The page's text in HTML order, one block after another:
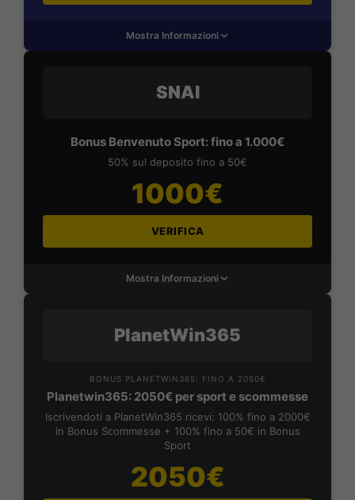
Mostra Informazioni
SNAI
Bonus Benvenuto Sport: fino a 1.000€
50% sul deposito fino a 50€
1000€
VERIFICA
Mostra Informazioni
PlanetWin365
BONUS PLANETWIN365: FINO A 2050€
Planetwin365: 2050€ per sport e scommesse
Iscrivendoti a PlanetWin365 ricevi: 100% fino a 2000€
in Bonus Scommesse + 100% fino a 50€ in Bonus
Sport
2050€